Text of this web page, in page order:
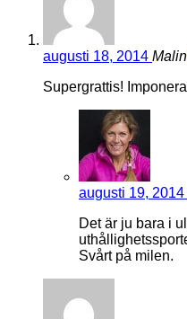
augusti 18, 2014 Malin
Supergrattis!
augusti 19, 2014
Det är ju bara i
Svårt på milen.